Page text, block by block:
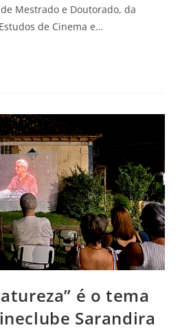
Mestrado e Doutorado, da
de Cinema e…
é o tema
Sarandira